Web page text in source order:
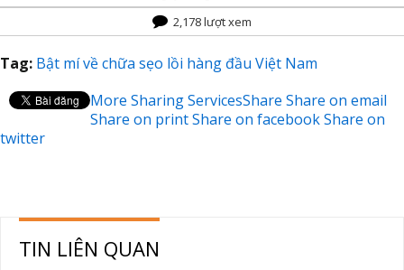
2,178 lượt xem
Tag: Bật mí về chữa sẹo lồi hàng đầu Việt Nam
More Sharing ServicesShare Share on email
Share on printShare on facebookShare on
twitter
TIN LIÊN QUAN